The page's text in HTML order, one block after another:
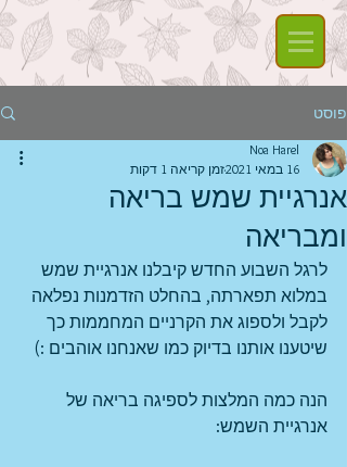
פוסט
אנרגיית שמש בריאה
ומבריאה
Noa Harel
16 במאי 2021
זמן קריאה 1 דקות
לרגל השבוע החדש קיבלנו אנרגיית שמש
במלוא תפארתה, בהחלט הזדמנות נפלאה
לקבל ולספוג את הקרניים המחממות כך
שיטענו אותנו בדיוק כמו שאנחנו אוהבים :)
הנה כמה המלצות לספיגה בריאה של
אנרגיית השמש: